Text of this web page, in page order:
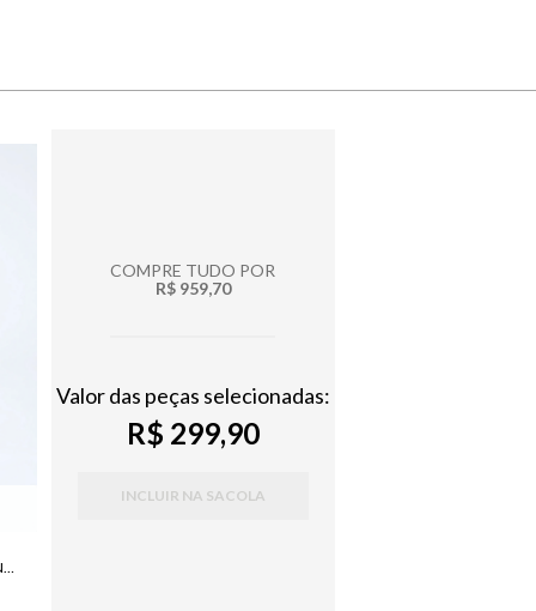
PORTA RETRATO LE LIS CASA AMANDA G
COMPRE TUDO POR
R$ 959,70
Valor das peças selecionadas:
R$ 299,90
INCLUIR NA SACOLA